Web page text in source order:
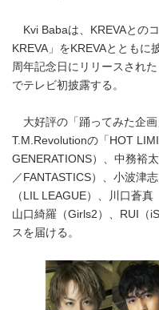
Kvi Babaは、KREVAとの
KREVA」をKREVAととも
周年記念日にリリースされ
でテレビ初披露する。
大好評の「踊ってみた企
T.M.Revolutionの「HOT
GENERATIONS）、中務裕
／FANTASTICS）、小波津
（LIL LEAGUE）、川口蒼
山口綺羅（Girls2）、RUI（
スを届ける。